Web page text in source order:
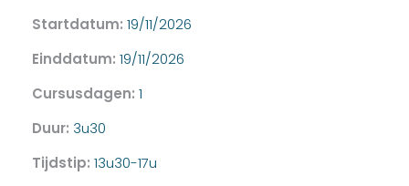
Startdatum: 19/11/2026
Einddatum: 19/11/2026
Cursusdagen: 1
Duur: 3u30
Tijdstip: 13u30-17u